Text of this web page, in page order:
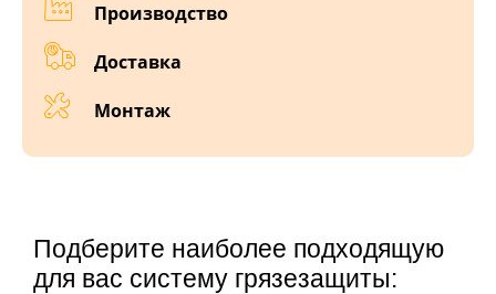
Производство
Доставка
Монтаж
Подберите наиболее подходящую
для вас систему грязезащиты: